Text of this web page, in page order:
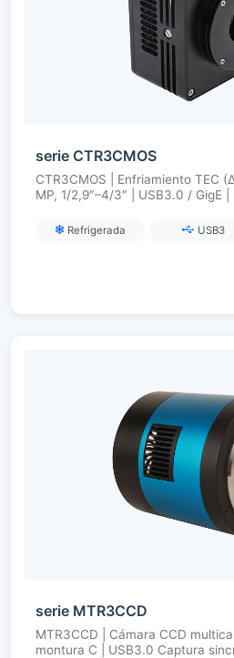
serie CTR3CMOS
CTR3CMOS | Enfriamiento TEC
MP, 1/2,9″–4/3″ | USB3.0 / GigE
Refrigerada USB3
serie MTR3CCD
MTR3CCD | Cámara CCD
montura C | USB3.0 Captura